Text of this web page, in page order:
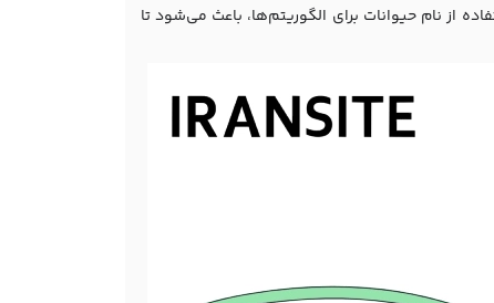
از نام حیوانات برای الگوریتم‌ها، باعث می‌شود تا